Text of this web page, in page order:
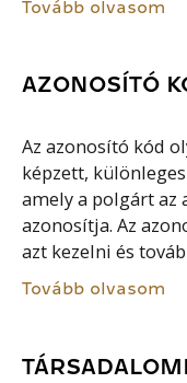
Tovább olvasom
AZONOSÍTÓ
Az azonosító kód
képzett,
amely a polgárt az
azonosítja. Az
azt kezelni és
Tovább olvasom